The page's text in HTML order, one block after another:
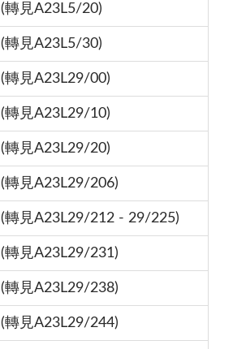
(轉見A23L5/20)
(轉見A23L5/30)
(轉見A23L29/00)
(轉見A23L29/10)
(轉見A23L29/20)
(轉見A23L29/206)
(轉見A23L29/212 - 29/225)
(轉見A23L29/231)
(轉見A23L29/238)
(轉見A23L29/244)